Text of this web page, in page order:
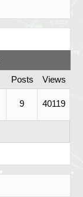
Posts
Views
9 40119